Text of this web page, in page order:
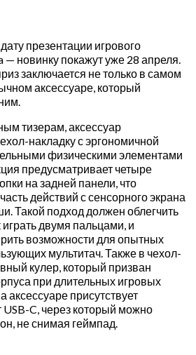
презентации игрового
новинку покажут уже 28 апреля.
заключается не только в самом
аксессуаре, который
тизерам, аксессуар
накладку с эргономичной
физическими элементами
предусматривает четыре
на задней панели, что
действий с сенсорного экрана
Такой подход должен облегчить
двумя пальцами, и
возможности для опытных
мультитач. Также в чехол-
кулер, который призван
при длительных игровых
аксессуаре присутствует
C, через который можно
не снимая геймпад.